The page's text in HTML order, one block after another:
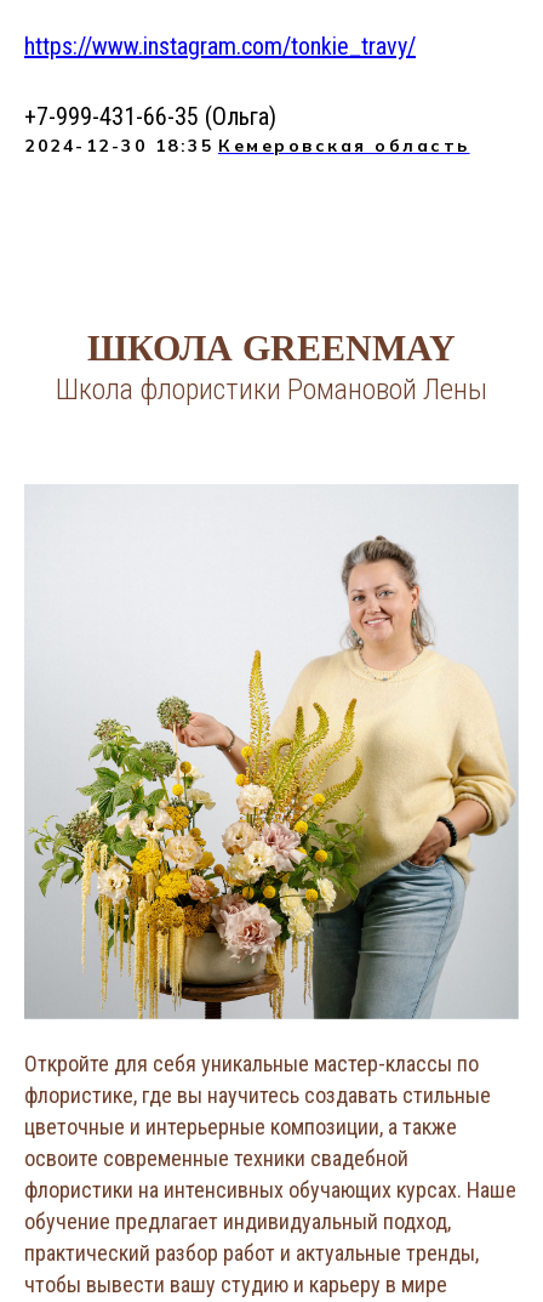
https://www.instagram.com/tonkie_travy/
+7-999-431-66-35 (Ольга)
2024-12-30 18:35 Кемеровская область
ШКОЛА GREENMAY
Школа флористики Романовой Лены
Откройте для себя уникальные мастер-классы по
флористике, где вы научитесь создавать стильные
цветочные и интерьерные композиции, а также
освоите современные техники свадебной
флористики на интенсивных обучающих курсах. Наше
обучение предлагает индивидуальный подход,
практический разбор работ и актуальные тренды,
чтобы вывести вашу студию и карьеру в мире